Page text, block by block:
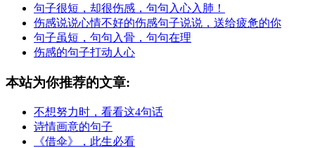
句子很短，却很伤感，句句入心入肺！
伤感说说心情不好的伤感句子说说，送给疲惫的你
句子虽短，句句入骨，句句在理
伤感的句子打动人心
本站为你推荐的文章:
不想努力时，看看这4句话
诗情画意的句子
《借伞》，此生必看